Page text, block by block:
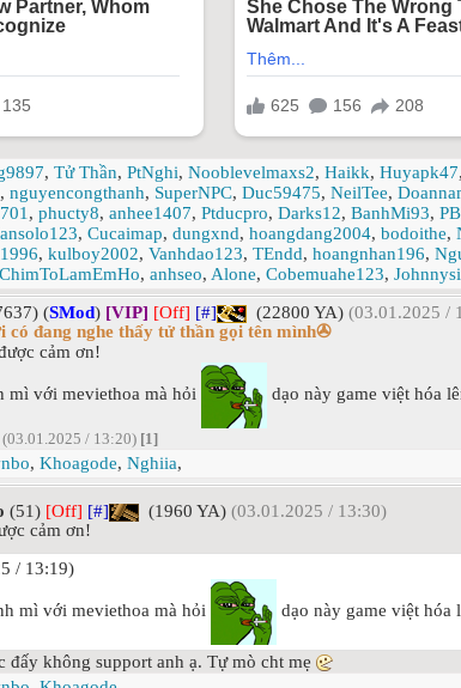
, Tử Thần, PtNghi, Nooblevelmaxs2, Haikk, Huyapk47,
, nguyencongthanh, SuperNPC, Duc59475, NeilTee,
, phucty8, anhee1407, Ptducpro, Darks12, BanhMi93,
, Cucaimap, dungxnd, hoangdang2004, bodoithe,
, kulboy2002, Vanhdao123, TEndd, hoangnhan196,
ChimToLamEmHo, anhseo, Alone, Cobemuahe123,
(SMod) [VIP] [Off] [#] (22800 YA) (03.01.2025 /
có đang nghe thấy tử thần gọi tên mình✇
cảm ơn!
mì với meviethoa mà hỏi dạo này game việt hóa
(03.01.2025 / 13:20) [1]
, Khoagode, Nghiia,
(51) [Off] [#] (1960 YA) (03.01.2025 / 13:30)
cảm ơn!
/ 13:19)
mì với meviethoa mà hỏi dạo này game việt hóa
đấy không support anh ạ. Tự mò cht mẹ